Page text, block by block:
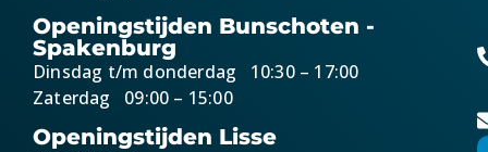
Openingstijden Bunschoten -
Spakenburg
Dinsdag t/m donderdag 10:30 – 17:00
Zaterdag 09:00 – 15:00
Openingstijden Lisse